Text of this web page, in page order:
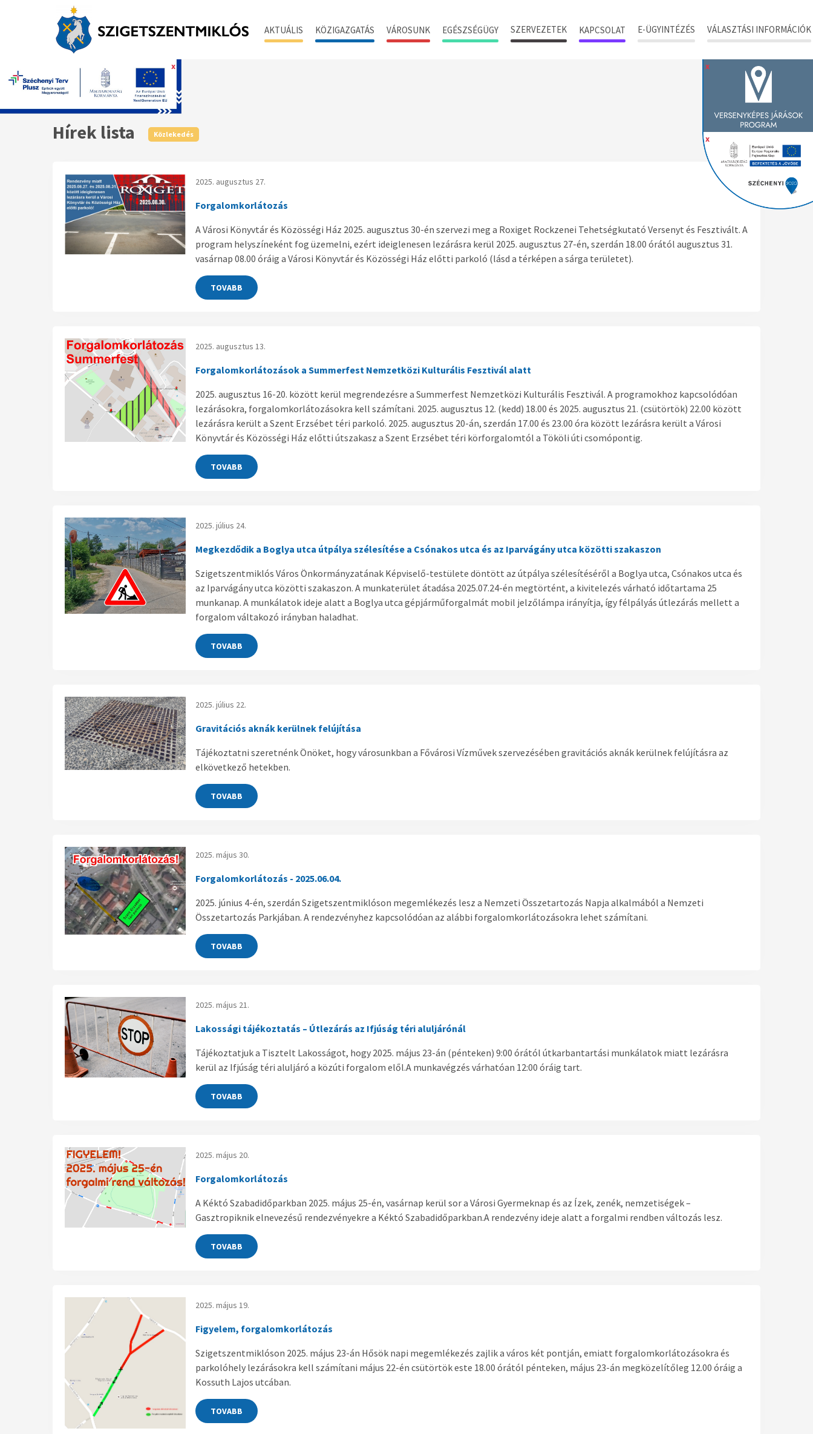
AKTUÁLIS KÖZIGAZGATÁS VÁROSUNK EGÉSZSÉGÜGY SZERVEZETEK KAPCSOLAT E-ÜGYINTÉZÉS VÁLASZTÁSI INFORMÁCIÓK
x
x
x
Főoldal
Hírek lista Közlekedés
2025. augusztus 27.
Forgalomkorlátozás
A Városi Könyvtár és Közösségi Ház 2025. augusztus 30-én szervezi meg a Roxiget Rockzenei Tehetségkutató Versenyt és Fesztivált. A
program helyszíneként fog üzemelni, ezért ideiglenesen lezárásra kerül 2025. augusztus 27-én, szerdán 18.00 órától augusztus 31.
vasárnap 08.00 óráig a Városi Könyvtár és Közösségi Ház előtti parkoló (lásd a térképen a sárga területet).
TOVABB
2025. augusztus 13.
Forgalomkorlátozások a Summerfest Nemzetközi Kulturális Fesztivál alatt
2025. augusztus 16-20. között kerül megrendezésre a Summerfest Nemzetközi Kulturális Fesztivál. A programokhoz kapcsolódóan
lezárásokra, forgalomkorlátozásokra kell számítani. 2025. augusztus 12. (kedd) 18.00 és 2025. augusztus 21. (csütörtök) 22.00 között
lezárásra került a Szent Erzsébet téri parkoló. 2025. augusztus 20-án, szerdán 17.00 és 23.00 óra között lezárásra került a Városi
Könyvtár és Közösségi Ház előtti útszakasz a Szent Erzsébet téri körforgalomtól a Tököli úti csomópontig.
TOVABB
2025. július 24.
Megkezdődik a Boglya utca útpálya szélesítése a Csónakos utca és az Iparvágány utca közötti szakaszon
Szigetszentmiklós Város Önkormányzatának Képviselő-testülete döntött az útpálya szélesítéséről a Boglya utca, Csónakos utca és
az Iparvágány utca közötti szakaszon. A munkaterület átadása 2025.07.24-én megtörtént, a kivitelezés várható időtartama 25
munkanap. A munkálatok ideje alatt a Boglya utca gépjárműforgalmát mobil jelzőlámpa irányítja, így félpályás útlezárás mellett a
forgalom váltakozó irányban haladhat.
TOVABB
2025. július 22.
Gravitációs aknák kerülnek felújítása
Tájékoztatni szeretnénk Önöket, hogy városunkban a Fővárosi Vízművek szervezésében gravitációs aknák kerülnek felújításra az
elkövetkező hetekben.
TOVABB
2025. május 30.
Forgalomkorlátozás - 2025.06.04.
2025. június 4-én, szerdán Szigetszentmiklóson megemlékezés lesz a Nemzeti Összetartozás Napja alkalmából a Nemzeti
Összetartozás Parkjában. A rendezvényhez kapcsolódóan az alábbi forgalomkorlátozásokra lehet számítani.
TOVABB
2025. május 21.
Lakossági tájékoztatás – Útlezárás az Ifjúság téri aluljárónál
Tájékoztatjuk a Tisztelt Lakosságot, hogy 2025. május 23-án (pénteken) 9:00 órától útkarbantartási munkálatok miatt lezárásra
kerül az Ifjúság téri aluljáró a közúti forgalom elől.A munkavégzés várhatóan 12:00 óráig tart.
TOVABB
2025. május 20.
Forgalomkorlátozás
A Kéktó Szabadidőparkban 2025. május 25-én, vasárnap kerül sor a Városi Gyermeknap és az Ízek, zenék, nemzetiségek –
Gasztropiknik elnevezésű rendezvényekre a Kéktó Szabadidőparkban.A rendezvény ideje alatt a forgalmi rendben változás lesz.
TOVABB
2025. május 19.
Figyelem, forgalomkorlátozás
Szigetszentmiklóson 2025. május 23-án Hősök napi megemlékezés zajlik a város két pontján, emiatt forgalomkorlátozásokra és
parkolóhely lezárásokra kell számítani május 22-én csütörtök este 18.00 órától pénteken, május 23-án megközelítőleg 12.00 óráig a
Kossuth Lajos utcában.
TOVABB